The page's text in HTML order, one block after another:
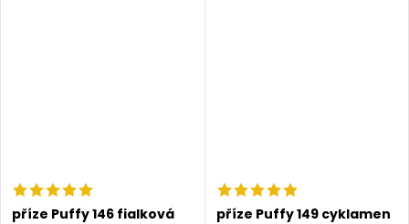
příze Puffy 146 fialková příze Puffy 149 cyklamen